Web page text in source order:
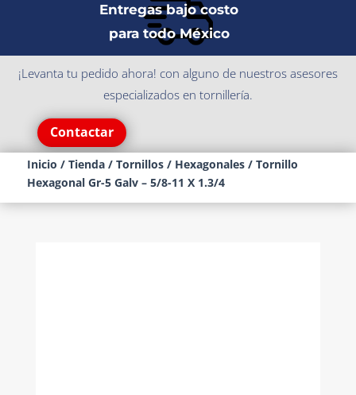
Entregas bajo costo
para todo México
¡Levanta tu pedido ahora! con alguno de nuestros asesores
especializados en tornillería.
Contactar
Inicio / Tienda/ Tornillos/ Hexagonales/ Tornillo
Hexagonal Gr-5 Galv – 5/8-11 X 1.3/4